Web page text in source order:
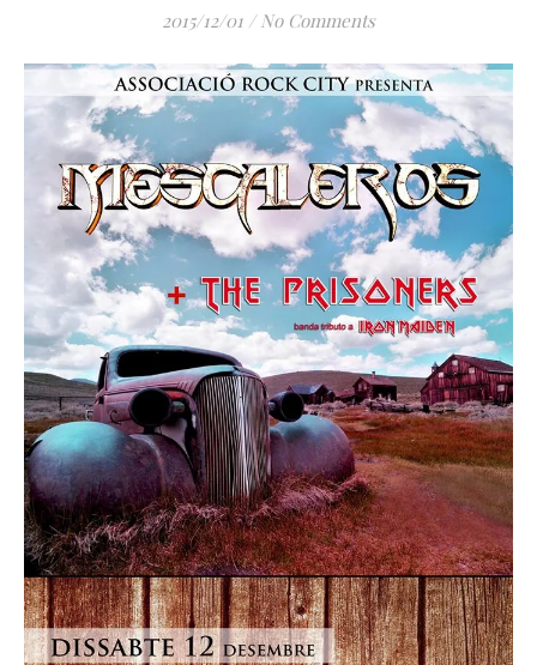
2015/12/01 / No Comments